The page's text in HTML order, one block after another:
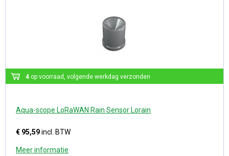
4op voorraad, volgende werkdag verzonden
Aqua-scope LoRaWAN Rain Sensor Lorain
€ 95,59incl. BTW
Meer informatie